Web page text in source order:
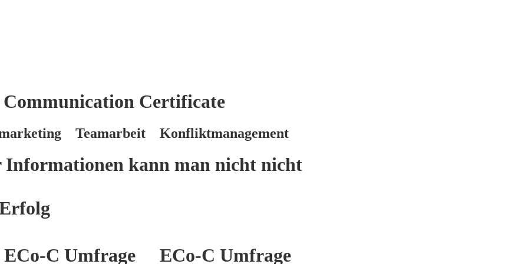
Certificate
Teamarbeit Konfliktmanagement
Informationen kann man nicht nicht
ECo-C Umfrage ECo-C Umfrage